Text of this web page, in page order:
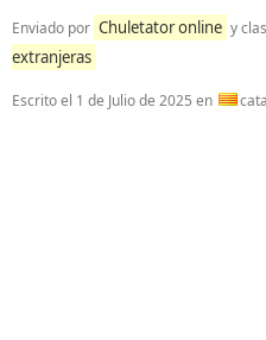
Enviado por Chuletator online y
extranjeras
Escrito el 1 de Julio de 2025 en